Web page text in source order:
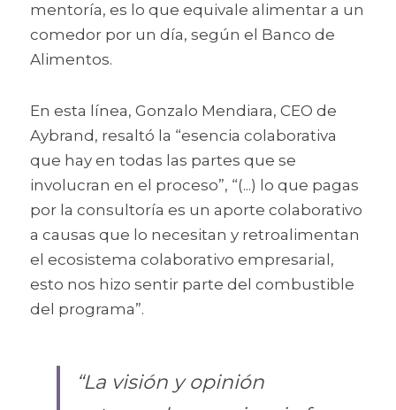
mentoría, es lo que equivale alimentar a un
comedor por un día, según el Banco de
Alimentos.
En esta línea, Gonzalo Mendiara, CEO de
Aybrand, resaltó la “esencia colaborativa
que hay en todas las partes que se
involucran en el proceso”, “(...) lo que pagas
por la consultoría es un aporte colaborativo
a causas que lo necesitan y retroalimentan
el ecosistema colaborativo empresarial,
esto nos hizo sentir parte del combustible
del programa”.
“La visión y opinión